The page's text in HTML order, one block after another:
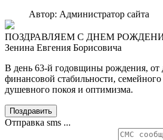
Автор: Администратор сайта
ПОЗДРАВЛЯЕМ С ДНЕМ
Зенина Евгения Борисовича
В день 63-й годовщины рождения, от
финансовой стабильности,
душевного покоя и оптимизма.
Поздравить
Отправка sms ...